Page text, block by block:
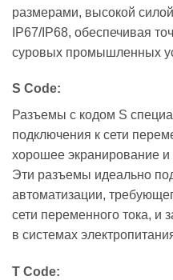
размерами, высокой
IP67/IP68, обеспечивая
суровых промышленных
S Code:
Разъемы с кодом S
подключения к сети
хорошее экранирование
Эти разъемы идеально
автоматизации,
сети переменного тока, и
в системах
T Code: